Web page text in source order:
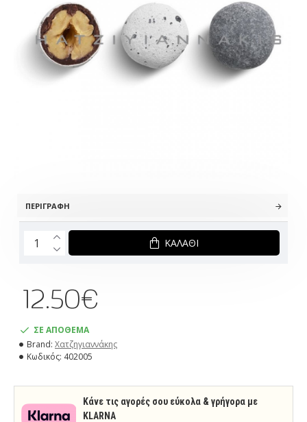
ΠΕΡΙΓΡΑΦΉ
ΣΕ ΑΠΟΘΕΜΑ
Brand: Χατζηγιαννάκης
Κωδικός: 402005
12.50€
ΚΑΛΆΘΙ
Κάνε τις αγορές σου εύκολα & γρήγορα με
KLARNA